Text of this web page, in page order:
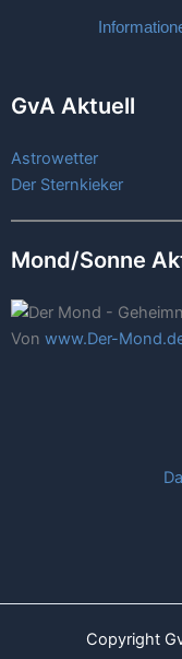
GvA Aktuell
Astrowetter
Der Sternkieker
Mond/Sonne
Von www.Der-
Copyright